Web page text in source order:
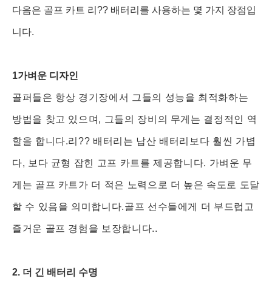
다음은 골프 카트 리?? 배터리를 사용하는 몇 가지 장점입
니다.
1가벼운 디자인
골퍼들은 항상 경기장에서 그들의 성능을 최적화하는
방법을 찾고 있으며, 그들의 장비의 무게는 결정적인 역
할을 합니다.리?? 배터리는 납산 배터리보다 훨씬 가볍
다, 보다 균형 잡힌 고프 카트를 제공합니다. 가벼운 무
게는 골프 카트가 더 적은 노력으로 더 높은 속도로 도달
할 수 있음을 의미합니다.골프 선수들에게 더 부드럽고
즐거운 골프 경험을 보장합니다..
2. 더 긴 배터리 수명